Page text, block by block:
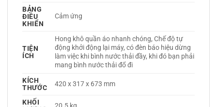
BẢNG
ĐIỀU
KHIỂN
Cảm ứng
TIỆN
ÍCH
Hong khô quần áo nhanh chóng, Chế độ tự
động khởi động lại máy, có đèn báo hiệu dừng
làm việc khi bình nước thải đầy, khi đó bạn phải
mang bình nước thải đổ đi
KÍCH
THƯỚC
420 x 317 x 673 mm
KHỐI